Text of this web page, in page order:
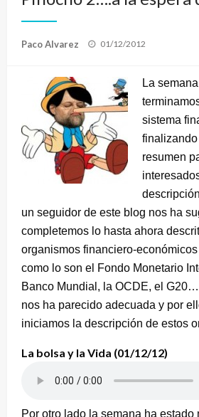
Paco Alvarez
Publicado
01/12/2012
La
sistema
resumen
un seguidor de este blog nos ha
completemos lo hasta ahora
organismos financiero-
como lo son el Fondo Monetario
Banco Mundial, la OCDE, el
nos ha parecido adecuada y por
iniciamos la descripción de estos
La bolsa y la Vida (01/12/12)
Por otro lado la semana ha estado